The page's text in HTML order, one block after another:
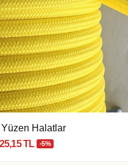
Yüzen Halatlar
25,15 TL -5%